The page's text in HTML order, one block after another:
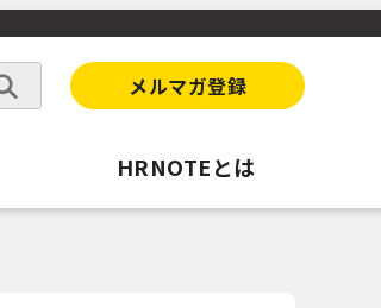
メルマガ登録
HRNOTEとは